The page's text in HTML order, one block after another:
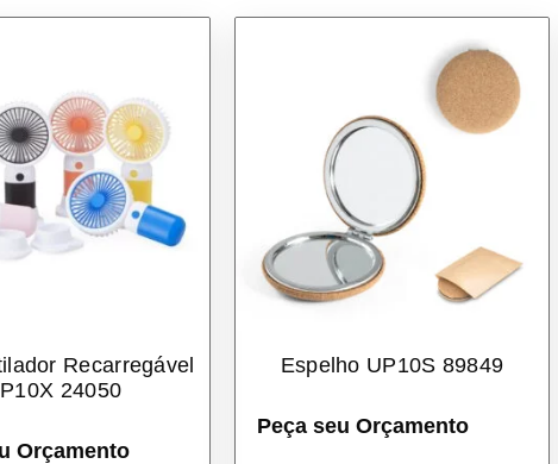
Recarregável
24050
Orçamento
Espelho UP10S 89849
Peça seu Orçamento